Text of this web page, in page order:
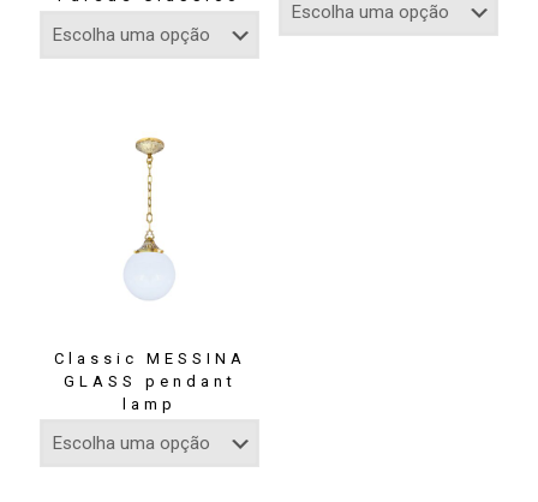
Classic MESSINA
GLASS pendant
lamp